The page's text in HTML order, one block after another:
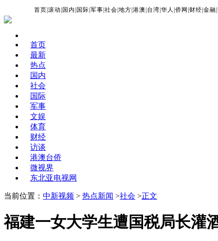
首页 |滚动 国内 国际 |军事 |社会 |地方 |港澳 台湾 |华人 |侨网 财经 |金融 |
首页
最新
热点
国内
社会
国际
军事
文娱
体育
财经
访谈
港澳台侨
微视界
东北亚电视网
当前位置： 中新视频 > 热点新闻 >社会 >正文
福建一女大学生遭国税局长灌